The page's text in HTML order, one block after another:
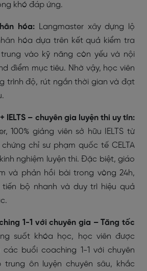
khó đáp ứng.
hóa: Langmaster xây dựng lộ
hóa dựa trên kết quả kiểm tra
vào kỹ năng còn yếu và nội
điểm mục tiêu. Nhờ vậy, học viên
trình độ, rút ngắn thời gian và đạt
IELTS – chuyên gia luyện thi uy tín:
100% giảng viên sở hữu IELTS từ
chỉ sư phạm quốc tế CELTA
nghiệm luyện thi. Đặc biệt, giáo
và phản hồi bài trong vòng 24h,
tiến bộ nhanh và duy trì hiệu quả
1-1 với chuyên gia – Tăng tốc
suốt khóa học, học viên được
buổi coaching 1-1 với chuyên
trung ôn luyện chuyên sâu, khắc